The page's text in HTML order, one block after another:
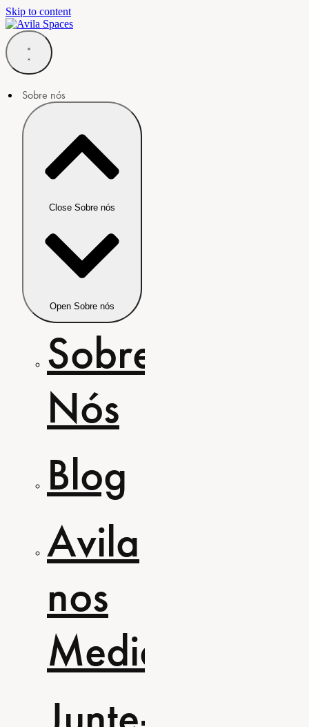
Skip to content
Sobre nós
Close Sobre nós
Open Sobre nós
Sobre
Nós
Blog
Avila
nos
Media